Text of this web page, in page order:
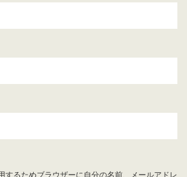
するためブラウザーに自分の名前、メールアドレ